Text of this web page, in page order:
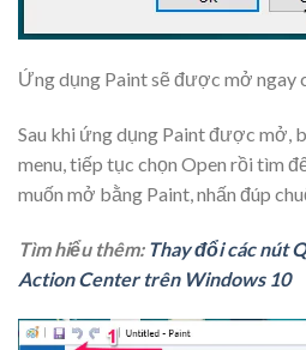
Ứng dụng Paint sẽ được mở ngay
Sau khi ứng dụng Paint được mở,
menu, tiếp tục chọn Open rồi tìm
muốn mở bằng Paint, nhấn đúp
Tìm hiểu thêm: Thay đổi các nút
Action Center trên Windows 10